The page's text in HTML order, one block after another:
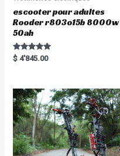
escooter pour adultes
Rooder r803o15b 8000w
50ah
Rated
5.00
$ 4'845.00